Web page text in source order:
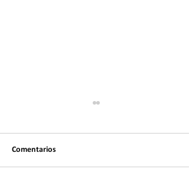
Comentarios